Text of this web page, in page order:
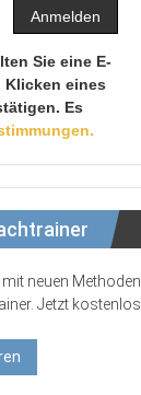
Sie eine E-
Klicken eines
Es
neuen Methoden
Jetzt kostenlos